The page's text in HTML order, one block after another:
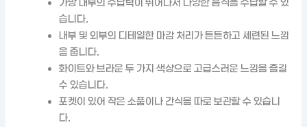
가방 내부의 수납력이 뛰어나서 다양한 음식을 수납할 수 있
습니다.
내부 및 외부의 디테일한 마감 처리가 튼튼하고 세련된 느낌
을 줍니다.
화이트와 브라운 두 가지 색상으로 고급스러운 느낌을 즐길
수 있습니다.
포켓이 있어 작은 소품이나 간식을 따로 보관할 수 있습니
다.